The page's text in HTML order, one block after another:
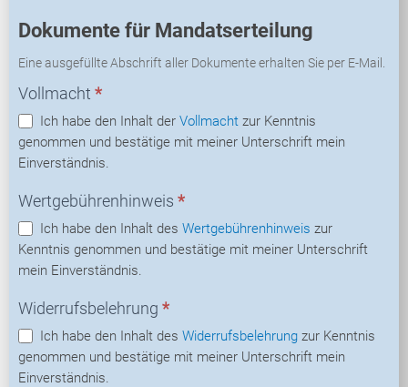
Dokumente für Mandatserteilung
Eine ausgefüllte Abschrift aller Dokumente erhalten Sie per E-Mail.
Vollmacht *
Ich habe den Inhalt der Vollmacht zur Kenntnis
genommen und bestätige mit meiner Unterschrift mein
Einverständnis.
Wertgebührenhinweis *
Ich habe den Inhalt des Wertgebührenhinweis
Kenntnis genommen und bestätige mit meiner Unterschrift
mein Einverständnis.
Widerrufsbelehrung *
Ich habe den Inhalt des Widerrufsbelehrung
genommen und bestätige mit meiner Unterschrift mein
Einverständnis.